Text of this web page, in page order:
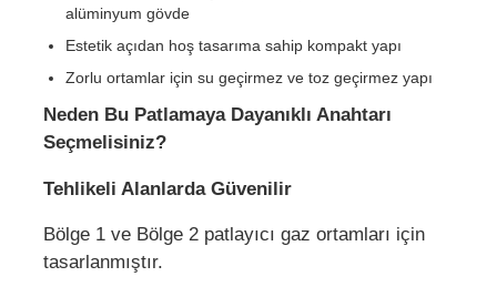
alüminyum gövde
Estetik açıdan hoş tasarıma sahip kompakt yapı
Zorlu ortamlar için su geçirmez ve toz geçirmez yapı
Neden Bu Patlamaya Dayanıklı Anahtarı
Seçmelisiniz?
Tehlikeli Alanlarda Güvenilir
Bölge 1 ve Bölge 2 patlayıcı gaz ortamları için
tasarlanmıştır.